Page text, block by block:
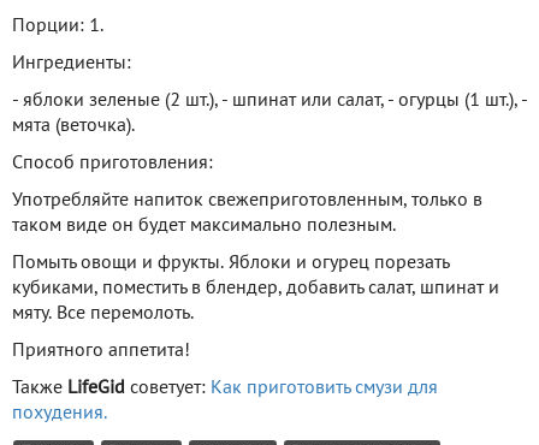
Порции: 1.
Ингредиенты:
- яблоки зеленые (2 шт.), - шпинат или салат, - огурцы (1 шт.), -
мята (веточка).
Способ приготовления:
Употребляйте напиток свежеприготовленным, только в
таком виде он будет максимально полезным.
Помыть овощи и фрукты. Яблоки и огурец порезать
кубиками, поместить в блендер, добавить салат, шпинат и
мяту. Все перемолоть.
Приятного аппетита!
Также LifeGid советует: Как приготовить смузи для
похудения.